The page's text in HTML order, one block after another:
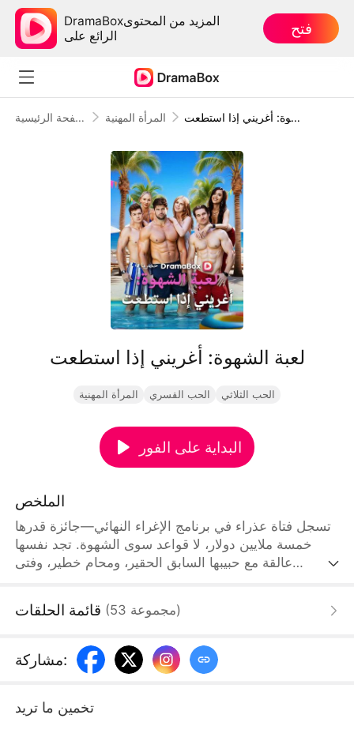
DramaBoxالمزيد من المحتوى
الرائع على
فتح
الصفحة الرئيسية المرأة المهنية لعبة الشهوة: أغريني إذا استطعت
لعبة الشهوة: أغريني إذا استطعت
المرأة المهنية الحب القسري الحب الثلاثي
البداية على الفور
الملخص
تسجل فتاة عذراء في برنامج الإغراء النهائي—جائزة قدرها
خمسة ملايين دولار، لا قواعد سوى الشهوة. تجد نفسها
عالقة مع حبيبها السابق الحقير، ومحام خطير، وفتى
كلفها ذلك براءتها
قائمة الحلقات (53 مجموعة)
مشاركة:
تخمين ما تريد